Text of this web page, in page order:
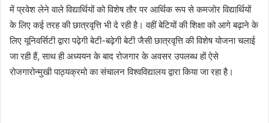
में प्रवेश लेने वाले विद्यार्थियों को विशेष तौर पर आर्थिक रूप से कमजोर विद्यार्थियों
के लिए कई तरह की छात्रवृत्ति भी दे रही है। वहीं बेटियों की शिक्षा को आगे बढ़ाने के
लिए यूनिवर्सिटी द्वारा पढ़ेगी बेटी-बढ़ेगी बेटी जैसी छात्रवृत्ति की विशेष योजना चलाई
जा रही हैं, साथ ही अध्ययन के बाद रोजगार के अवसर उपलब्ध हों ऐसे
रोजगारोन्मुखी पाठ्यक्रमो का संचालन विश्वविद्यालय द्वारा किया जा रहा है।